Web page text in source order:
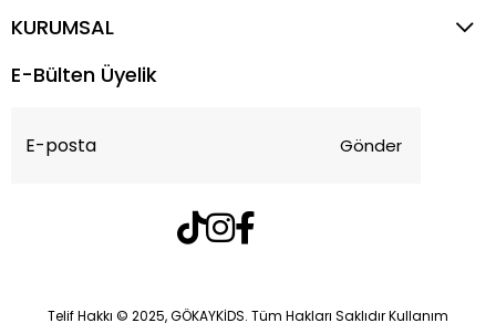
KURUMSAL
E-Bülten Üyelik
Gönder
Telif Hakkı © 2025, GÖKAYKİDS. Tüm Hakları Saklıdır Kullanım